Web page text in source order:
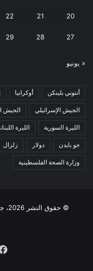
20
21
22
27
28
29
« يونيو
أنتوني بلينكن أوكرانيا
الجيش الإسرائيلي الجيش
الليرة السورية الليرة
جو بايدن دولار زلزال
وزارة الصحة الفلسطينية
© حقوق النشر 2026، جميع الحقوق محفوظة |